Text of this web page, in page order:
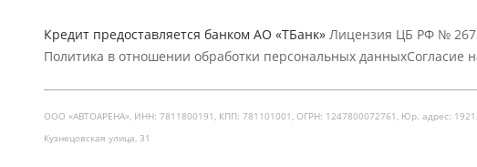
Кредит предоставляется банком АО «ТБанк» Лицензия ЦБ РФ №
Политика в отношении обработки персональных данныхСогласие
ООО «АВТОАРЕНА», ИНН: 7811800191, КПП: 781101001, ОГРН: 1247800072761, Юр. адрес:
Кузнецовская улица, 31